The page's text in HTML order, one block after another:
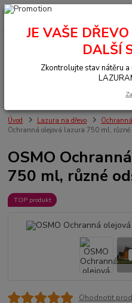
+420 377 441 961
Úvod Lazura na dřevo
Ochranná olejová lazura 750 ml, různé
OSMO
750 ml, různé
TOP produkt
Ohodnotit
JE VAŠE
DALŠÍ
Zkontrolujte stav nátěru